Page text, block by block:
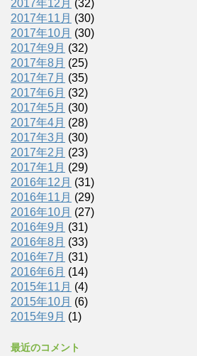
2017年12月 (32)
2017年11月 (30)
2017年10月 (30)
2017年9月 (32)
2017年8月 (25)
2017年7月 (35)
2017年6月 (32)
2017年5月 (30)
2017年4月 (28)
2017年3月 (30)
2017年2月 (23)
2017年1月 (29)
2016年12月 (31)
2016年11月 (29)
2016年10月 (27)
2016年9月 (31)
2016年8月 (33)
2016年7月 (31)
2016年6月 (14)
2015年11月 (4)
2015年10月 (6)
2015年9月 (1)
最近のコメント